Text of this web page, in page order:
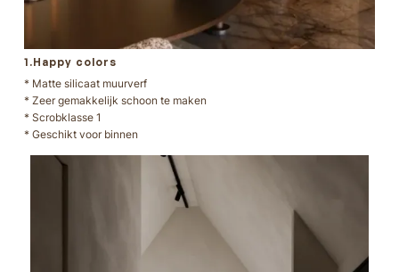
1.Happy colors
* Matte silicaat muurverf
* Zeer gemakkelijk schoon te maken
* Scrobklasse 1
* Geschikt voor binnen